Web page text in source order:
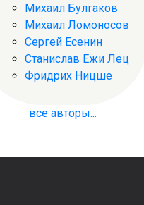
Михаил Булгаков
Михаил Ломоносов
Сергей Есенин
Станислав Ежи Лец
Фридрих Ницше
все авторы...